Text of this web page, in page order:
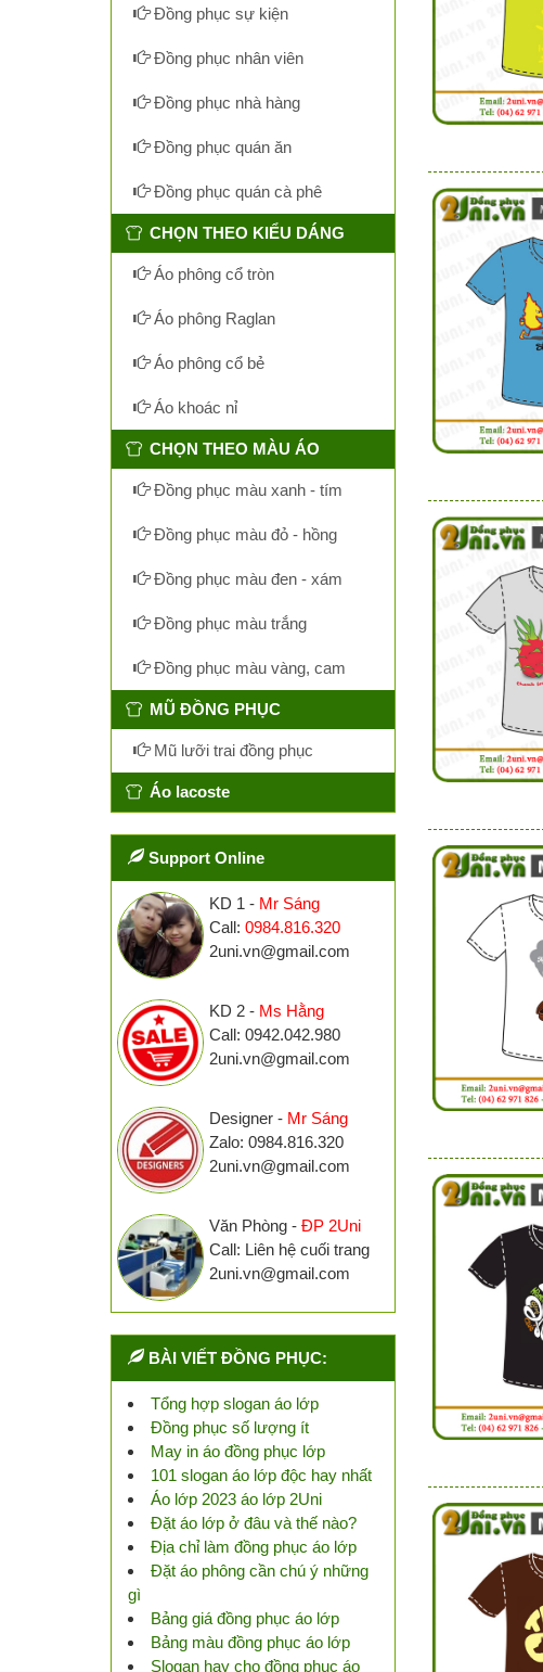
Đồng phục sự kiện
Đồng phục nhân viên
Đồng phục nhà hàng
Đồng phục quán ăn
Đồng phục quán cà phê
CHỌN THEO KIỂU DÁNG
Áo phông cổ tròn
Áo phông Raglan
Áo phông cổ bẻ
Áo khoác nỉ
CHỌN THEO MÀU ÁO
Đồng phục màu xanh - tím
Đồng phục màu đỏ - hồng
Đồng phục màu đen - xám
Đồng phục màu trắng
Đồng phục màu vàng, cam
MŨ ĐỒNG PHỤC
Mũ lưỡi trai đồng phục
Áo lacoste
Support Online
KD 1 - Mr Sáng
Call: 0984.816.320
2uni.vn@gmail.com
KD 2 - Ms Hằng
Call: 0942.042.980
2uni.vn@gmail.com
Designer - Mr Sáng
Zalo: 0984.816.320
2uni.vn@gmail.com
Văn Phòng - ĐP 2Uni
Call: Liên hệ cuối trang
2uni.vn@gmail.com
BÀI VIẾT ĐỒNG PHỤC:
Tổng hợp slogan áo lớp
Đồng phục số lượng ít
May in áo đồng phục lớp
101 slogan áo lớp độc hay nhất
Áo lớp 2023 áo lớp 2Uni
Đặt áo lớp ở đâu và thế nào?
Địa chỉ làm đồng phục áo lớp
Đặt áo phông cần chú ý những
gì
Bảng giá đồng phục áo lớp
Bảng màu đồng phục áo lớp
Slogan hay cho đồng phục áo